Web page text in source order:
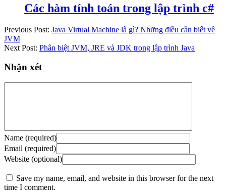
Các hàm tính toán trong lập trình c#
Previous Post: Java Virtual Machine là gì? Những điều cần biết về
JVM
Next Post: Phân biệt JVM, JRE và JDK trong lập trình Java
Nhận xét
Name (required)
Email (required)
Website (optional)
Save my name, email, and website in this browser for the next
time I comment.